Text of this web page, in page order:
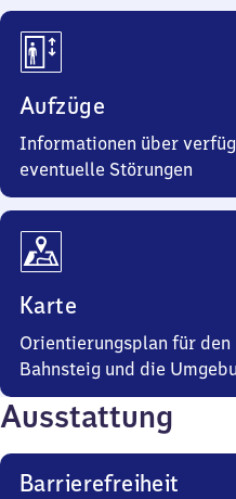
Aufzüge
Informationen über
eventuelle Störungen
Karte
Orientierungsplan für den
Bahnsteig und die
Ausstattung
Barrierefreiheit